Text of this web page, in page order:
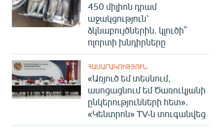
450 միլիոն դրամ
աջակցություն՝
ձկնաբույծներին. կլուծի՞
ոլորտի խնդիրները
ՀԱՍԱՐԱԿՈՒԹՅՈՒՆ
«Առյուծ եմ տեսնում,
ասոցացնում եմ Ծառուկյանի
ընկերությունների հետ».
«Կենտրոն» TV-ն տուգանվեց